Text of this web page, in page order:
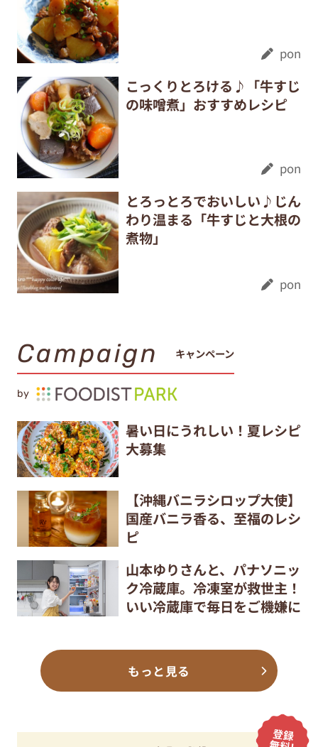
pon
こっくりとろける♪「牛すじ
の味噌煮」おすすめレシピ
pon
とろっとろでおいしい♪じん
わり温まる「牛すじと大根の
煮物」
pon
Campaign キャンペーン
by
暑い日にうれしい！夏レシピ
大募集
【沖縄バニラシロップ大使】
国産バニラ香る、至福のレシ
ピ
山本ゆりさんと、パナソニッ
ク冷蔵庫。冷凍室が救世主！
いい冷蔵庫で毎日をご機嫌に
もっと見る